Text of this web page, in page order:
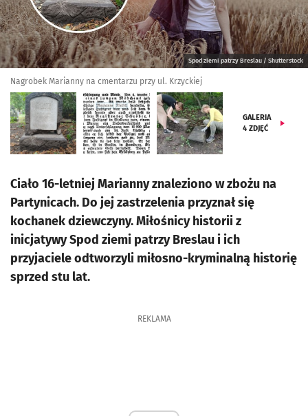
Spod ziemi patrzy Breslau / Shutterstock
Nagrobek Marianny na cmentarzu przy ul. Krzyckiej
GALERIA
4 ZDJĘĆ
Ciało 16-letniej Marianny znaleziono w zbożu na
Partynicach. Do jej zastrzelenia przyznał się
kochanek dziewczyny. Miłośnicy historii z
inicjatywy Spod ziemi patrzy Breslau i ich
przyjaciele odtworzyli miłosno-kryminalną historię
sprzed stu lat.
REKLAMA